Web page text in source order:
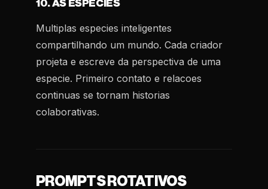
10. AS ESPECIES
Multiplas especies inteligentes
compartilhando um mundo. Cada criador
projeta e escreve da perspectiva de uma
especie. Primeiro contato e relacoes
continuas se tornam historias
colaborativas.
PROMPTS ROTATIVOS